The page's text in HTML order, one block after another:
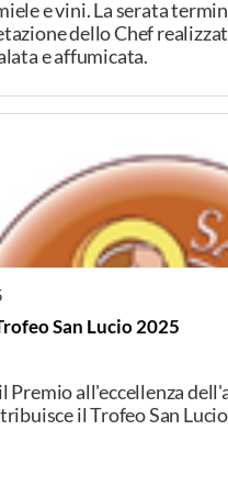
paste filate!
metteremo a
prodotti con latte di
vacca. Una degustazione
a formaggi che
tutti insieme.